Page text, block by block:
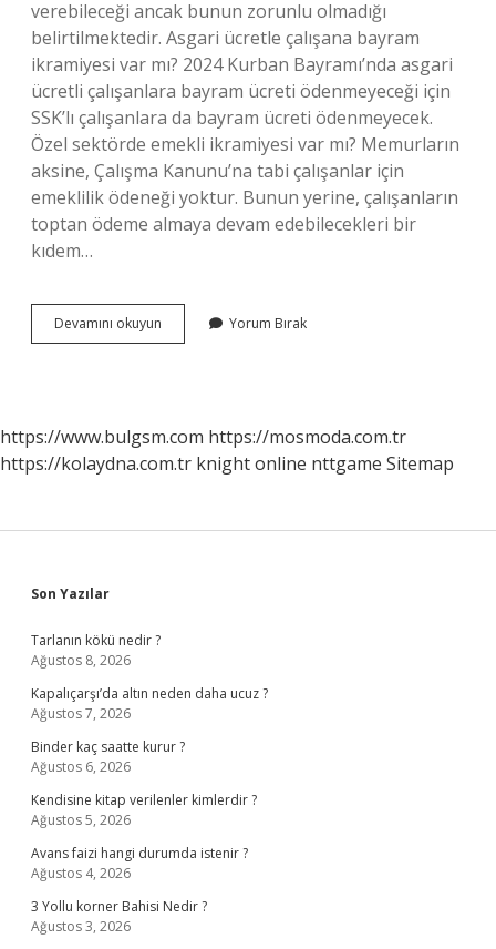
verebileceği ancak bunun zorunlu olmadığı
belirtilmektedir. Asgari ücretle çalışana bayram
ikramiyesi var mı? 2024 Kurban Bayramı’nda asgari
ücretli çalışanlara bayram ücreti ödenmeyeceği için
SSK’lı çalışanlara da bayram ücreti ödenmeyecek.
Özel sektörde emekli ikramiyesi var mı? Memurların
aksine, Çalışma Kanunu’na tabi çalışanlar için
emeklilik ödeneği yoktur. Bunun yerine, çalışanların
toptan ödeme almaya devam edebilecekleri bir
kıdem…
Devamını okuyun
Sektörde
Yorum Bırak
https://www.bulgsm.com https://mosmoda.com.tr
https://kolaydna.com.tr knight online nttgame Sitemap
Sidebar
Son Yazılar
Tarlanın kökü nedir ?
Ağustos 8, 2026
Kapalıçarşı’da altın neden daha ucuz ?
Ağustos 7, 2026
Binder kaç saatte kurur ?
Ağustos 6, 2026
Kendisine kitap verilenler kimlerdir ?
Ağustos 5, 2026
Avans faizi hangi durumda istenir ?
Ağustos 4, 2026
3 Yollu korner Bahisi Nedir ?
Ağustos 3, 2026